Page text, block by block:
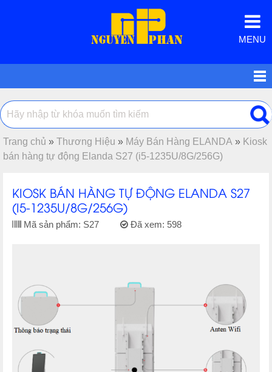
MENU
Trang chủ » Thương Hiệu » Máy Bán Hàng ELANDA » Kiosk
bán hàng tự động Elanda S27 (i5-1235U/8G/256G)
KIOSK BÁN HÀNG TỰ ĐỘNG ELANDA S27
(I5-1235U/8G/256G)
Mã sản phẩm: S27 Đã xem: 598